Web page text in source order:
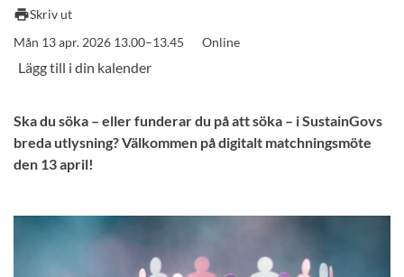
printSkriv ut
Mån 13 apr. 2026 13.00–13.45
Online
Ska du söka – eller funderar du på att söka – i SustainGovs
breda utlysning? Välkommen på digitalt matchningsmöte
den 13 april!